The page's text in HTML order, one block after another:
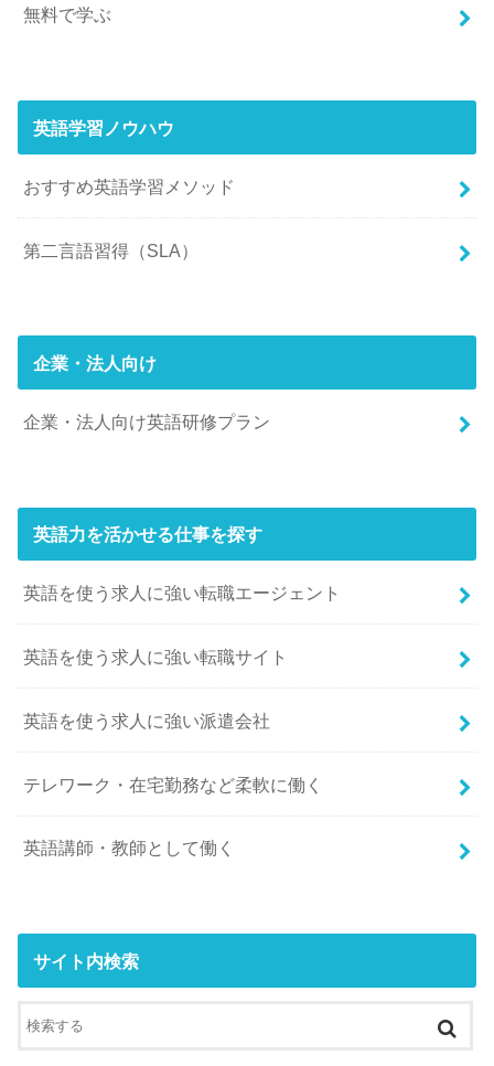
無料で学ぶ
英語学習ノウハウ
おすすめ英語学習メソッド
第二言語習得（SLA）
企業・法人向け
企業・法人向け英語研修プラン
英語力を活かせる仕事を探す
英語を使う求人に強い転職エージェント
英語を使う求人に強い転職サイト
英語を使う求人に強い派遣会社
テレワーク・在宅勤務など柔軟に働く
英語講師・教師として働く
サイト内検索